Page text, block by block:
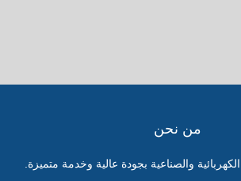
من نحن
والصناعية بجودة عالية وخدمة متميزة.